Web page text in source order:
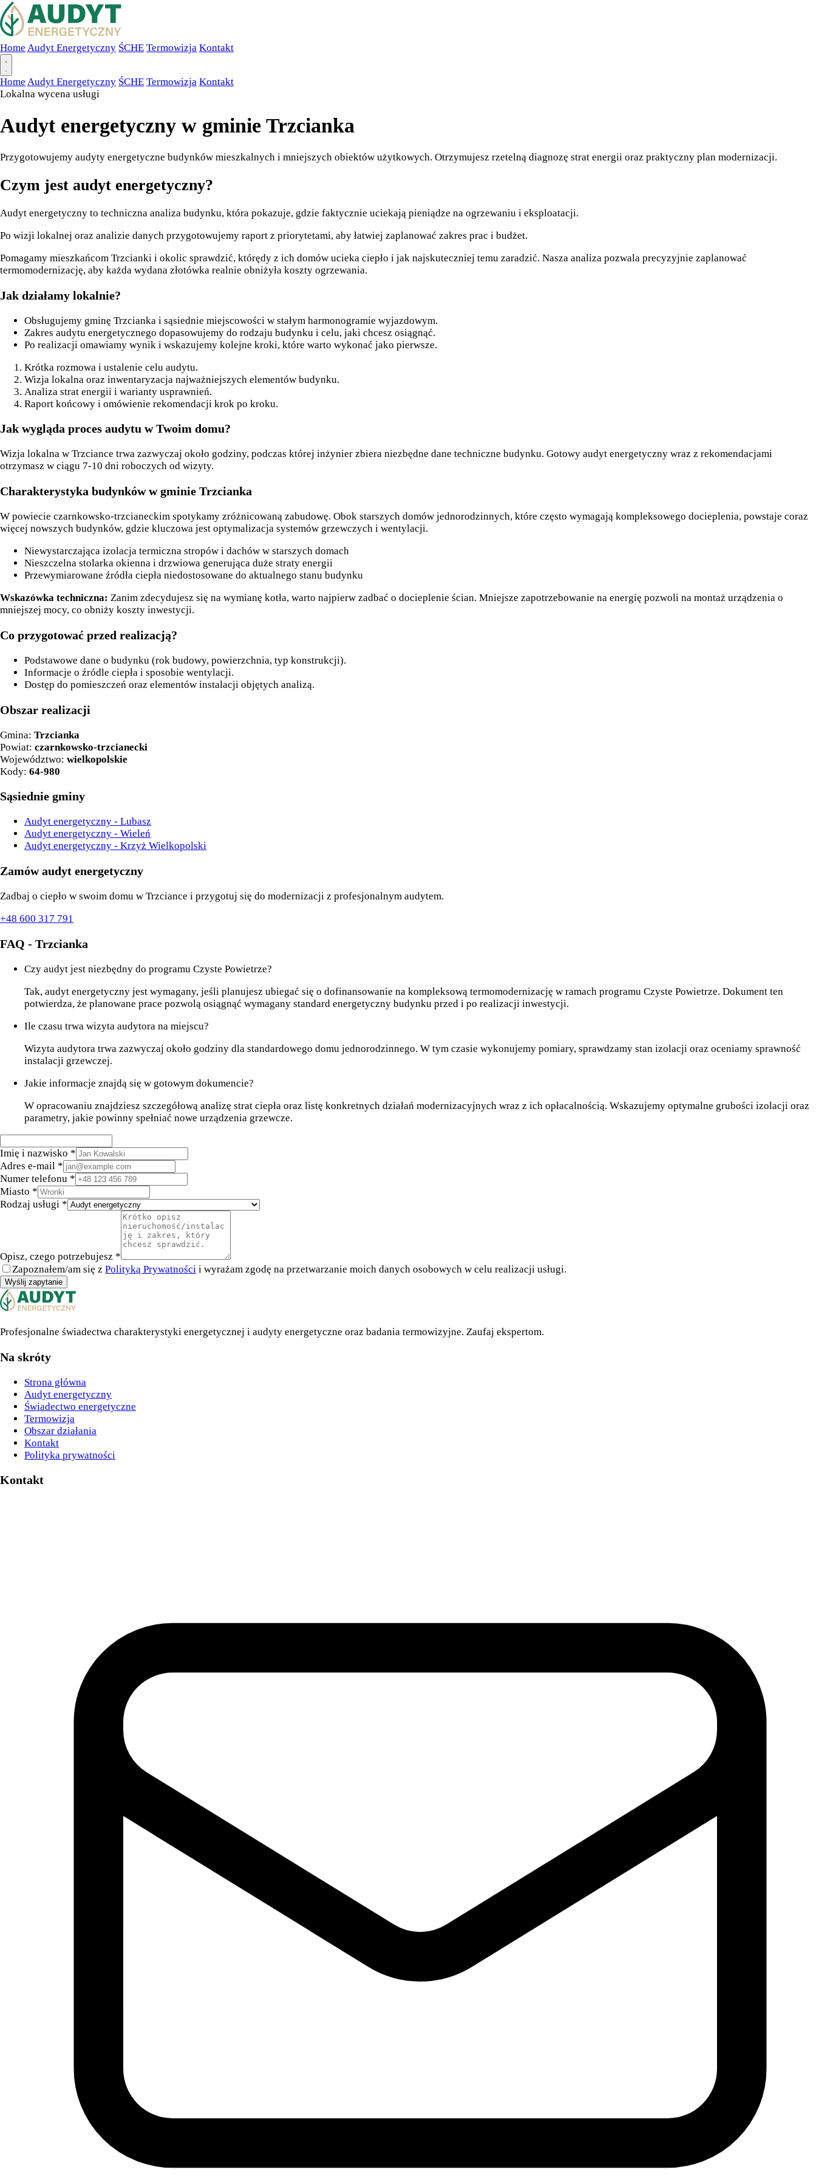
Home Audyt Energetyczny ŚCHE Termowizja Kontakt
Home Audyt Energetyczny ŚCHE Termowizja Kontakt
Lokalna wycena usługi
Audyt energetyczny w gminie Trzcianka
Przygotowujemy audyty energetyczne budynków mieszkalnych i mniejszych obiektów użytkowych. Otrzymujesz rzetelną diagnozę strat energii oraz praktyczny plan modernizacji.
Czym jest audyt energetyczny?
Audyt energetyczny to techniczna analiza budynku, która pokazuje, gdzie faktycznie uciekają pieniądze na ogrzewaniu i eksploatacji.
Po wizji lokalnej oraz analizie danych przygotowujemy raport z priorytetami, aby łatwiej zaplanować zakres prac i budżet.
Pomagamy mieszkańcom Trzcianki i okolic sprawdzić, którędy z ich domów ucieka ciepło i jak najskuteczniej temu zaradzić. Nasza analiza pozwala precyzyjnie zaplanować
termomodernizację, aby każda wydana złotówka realnie obniżyła koszty ogrzewania.
Jak działamy lokalnie?
Obsługujemy gminę Trzcianka i sąsiednie miejscowości w stałym harmonogramie wyjazdowym.
Zakres audytu energetycznego dopasowujemy do rodzaju budynku i celu, jaki chcesz osiągnąć.
Po realizacji omawiamy wynik i wskazujemy kolejne kroki, które warto wykonać jako pierwsze.
Krótka rozmowa i ustalenie celu audytu.
Wizja lokalna oraz inwentaryzacja najważniejszych elementów budynku.
Analiza strat energii i warianty usprawnień.
Raport końcowy i omówienie rekomendacji krok po kroku.
Jak wygląda proces audytu w Twoim domu?
Wizja lokalna w Trzciance trwa zazwyczaj około godziny, podczas której inżynier zbiera niezbędne dane techniczne budynku. Gotowy audyt energetyczny wraz z rekomendacjami
otrzymasz w ciągu 7-10 dni roboczych od wizyty.
Charakterystyka budynków w gminie Trzcianka
W powiecie czarnkowsko-trzcianeckim spotykamy zróżnicowaną zabudowę. Obok starszych domów jednorodzinnych, które często wymagają kompleksowego docieplenia, powstaje coraz
więcej nowszych budynków, gdzie kluczowa jest optymalizacja systemów grzewczych i wentylacji.
Niewystarczająca izolacja termiczna stropów i dachów w starszych domach
Nieszczelna stolarka okienna i drzwiowa generująca duże straty energii
Przewymiarowane źródła ciepła niedostosowane do aktualnego stanu budynku
Wskazówka techniczna: Zanim zdecydujesz się na wymianę kotła, warto najpierw zadbać o docieplenie ścian. Mniejsze zapotrzebowanie na energię pozwoli na montaż urządzenia o
mniejszej mocy, co obniży koszty inwestycji.
Co przygotować przed realizacją?
Podstawowe dane o budynku (rok budowy, powierzchnia, typ konstrukcji).
Informacje o źródle ciepła i sposobie wentylacji.
Dostęp do pomieszczeń oraz elementów instalacji objętych analizą.
Obszar realizacji
Gmina: Trzcianka
Powiat: czarnkowsko-trzcianecki
Województwo: wielkopolskie
Kody: 64-980
Sąsiednie gminy
Audyt energetyczny - Lubasz
Audyt energetyczny - Wieleń
Audyt energetyczny - Krzyż Wielkopolski
Zamów audyt energetyczny
Zadbaj o ciepło w swoim domu w Trzciance i przygotuj się do modernizacji z profesjonalnym audytem.
+48 600 317 791
FAQ - Trzcianka
Czy audyt jest niezbędny do programu Czyste Powietrze?
Tak, audyt energetyczny jest wymagany, jeśli planujesz ubiegać się o dofinansowanie na kompleksową termomodernizację w ramach programu Czyste Powietrze. Dokument ten
potwierdza, że planowane prace pozwolą osiągnąć wymagany standard energetyczny budynku przed i po realizacji inwestycji.
Ile czasu trwa wizyta audytora na miejscu?
Wizyta audytora trwa zazwyczaj około godziny dla standardowego domu jednorodzinnego. W tym czasie wykonujemy pomiary, sprawdzamy stan izolacji oraz oceniamy sprawność
instalacji grzewczej.
Jakie informacje znajdą się w gotowym dokumencie?
W opracowaniu znajdziesz szczegółową analizę strat ciepła oraz listę konkretnych działań modernizacyjnych wraz z ich opłacalnością. Wskazujemy optymalne grubości izolacji oraz
parametry, jakie powinny spełniać nowe urządzenia grzewcze.
Imię i nazwisko *
Adres e-mail *
Numer telefonu *
Miasto *
Rodzaj usługi *
Opisz, czego potrzebujesz *
Zapoznałem/am się z Polityką Prywatności i wyrażam zgodę na przetwarzanie moich danych osobowych w celu realizacji usługi.
Wyślij zapytanie
Profesjonalne świadectwa charakterystyki energetycznej i audyty energetyczne oraz badania termowizyjne. Zaufaj ekspertom.
Na skróty
Strona główna
Audyt energetyczny
Świadectwo energetyczne
Termowizja
Obszar działania
Kontakt
Polityka prywatności
Kontakt